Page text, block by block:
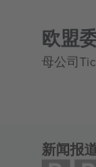
欧盟
母公司
新闻报